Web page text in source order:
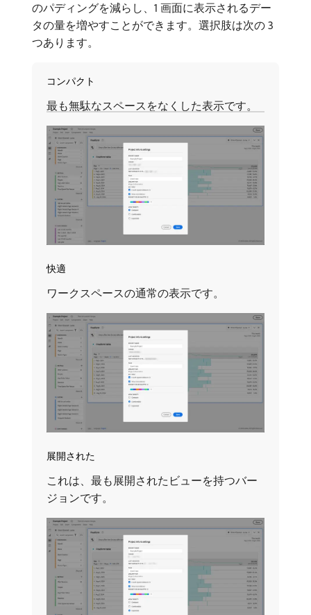
のパディングを減らし、1 画面に表示されるデー
タの量を増やすことができます。選択肢は次の 3
つあります。
コンパクト
最も無駄なスペースをなくした表示です。
快適
ワークスペースの通常の表示です。
展開された
これは、最も展開されたビューを持つバー
ジョンです。